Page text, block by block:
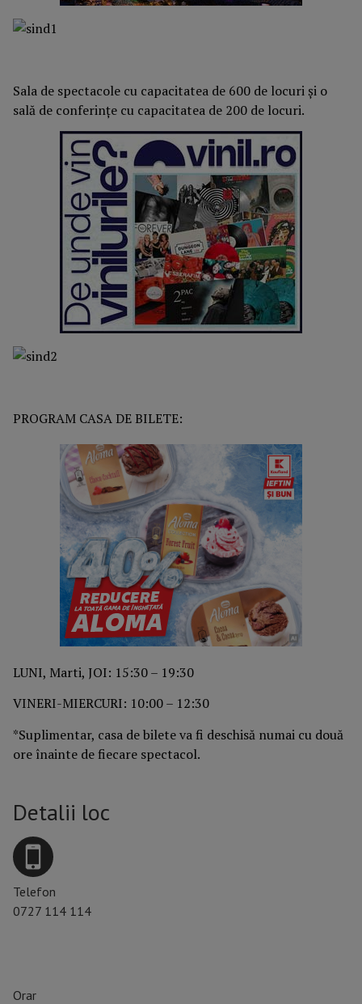
Sala de spectacole cu capacitatea de 600 de locuri și o
sală de conferințe cu capacitatea de 200 de locuri.
PROGRAM CASA DE BILETE:
LUNI, Marti, JOI: 15:30 – 19:30
VINERI-MIERCURI: 10:00 – 12:30
*Suplimentar, casa de bilete va fi deschisă numai cu două
ore înainte de fiecare spectacol.
Detalii loc
Telefon
0727 114 114
Orar